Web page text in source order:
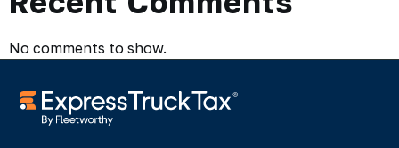
No comments to show.